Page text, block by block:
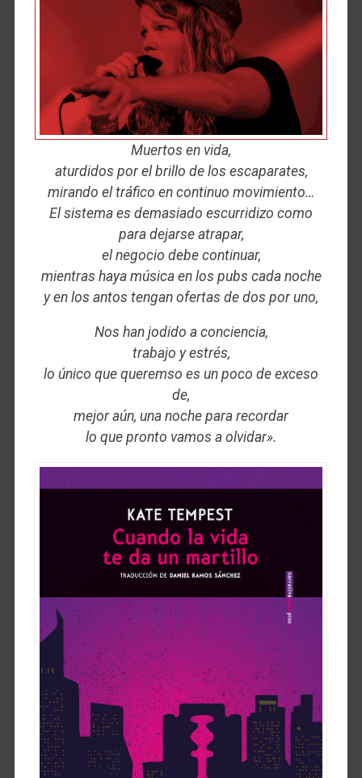
Muertos en vida,
aturdidos por el brillo de los escaparates,
mirando el tráfico en continuo movimiento…
El sistema es demasiado escurridizo como
para dejarse atrapar,
el negocio debe continuar,
mientras haya música en los pubs cada noche
y en los antos tengan ofertas de dos por uno,
Nos han jodido a conciencia,
trabajo y estrés,
lo único que queremso es un poco de exceso
de,
mejor aún, una noche para recordar
lo que pronto vamos a olvidar».